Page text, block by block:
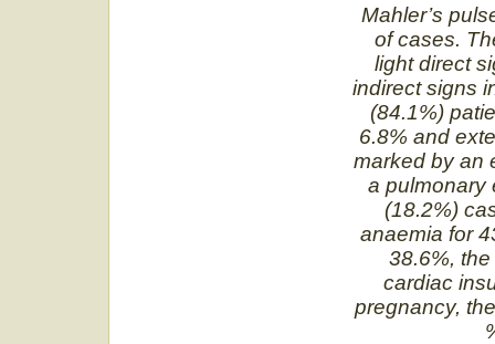
Mahler’s
of cases.
light direct
indirect signs
(84.1%)
6.8% and
marked by an
a pulmonary
(18.2%)
anaemia for
38.6%,
cardiac
pregnancy,